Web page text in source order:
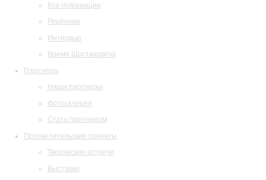
Все публикации
Рецензии
Интервью
Время Шостаковича
Партнеры
Наши партнеры
Фотогалерея
Стать партнером
Просветительские проекты
Творческие встречи
Выставки